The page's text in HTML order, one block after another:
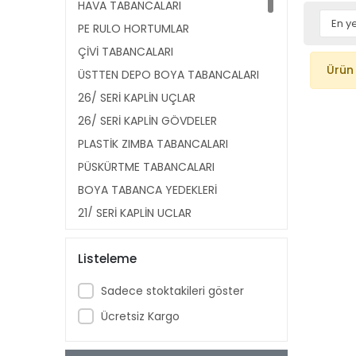
HAVA TABANCALARI
PE RULO HORTUMLAR
ÇİVİ TABANCALARI
ÜSTTEN DEPO BOYA TABANCALARI
26/ SERİ KAPLİN UÇLAR
26/ SERİ KAPLİN GÖVDELER
PLASTİK ZIMBA TABANCALARI
PÜSKÜRTME TABANCALARI
BOYA TABANCA YEDEKLERİ
21/ SERİ KAPLİN UÇLAR
14/ SERİ ÇİVİLER
HAVALI KESKİLER
SPİRAL HORTUMLAR
KÖR TAPALAR
SEVİYE GÖSTERGELERİ
Listeleme
Sadece stoktakileri göster
Ücretsiz Kargo